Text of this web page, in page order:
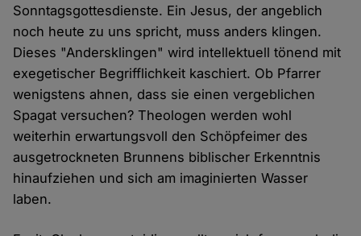
Sonntagsgottesdienste. Ein Jesus, der angeblich
noch heute zu uns spricht, muss anders klingen.
Dieses "Andersklingen" wird intellektuell tönend mit
exegetischer Begrifflichkeit kaschiert. Ob Pfarrer
wenigstens ahnen, dass sie einen vergeblichen
Spagat versuchen? Theologen werden wohl
weiterhin erwartungsvoll den Schöpfeimer des
ausgetrockneten Brunnens biblischer Erkenntnis
hinaufziehen und sich am imaginierten Wasser
laben.